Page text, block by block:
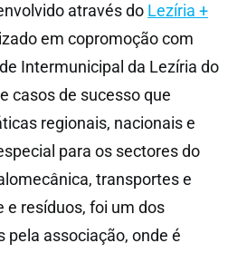
através do Lezíria +
em copromoção com
Intermunicipal da Lezíria do
casos de sucesso que
regionais, nacionais e
para os sectores do
transportes e
e resíduos, foi um dos
pela associação, onde é